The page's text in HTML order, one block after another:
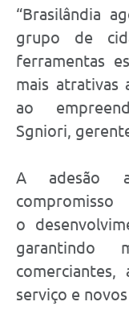
“Brasilândia
grupo de
ferramentas
mais atrativas
ao
Sgniori,
A adesão
o
garantindo
serviço e